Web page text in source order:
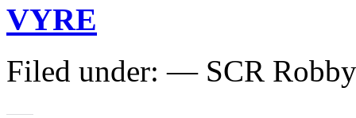
VYRE
Filed under: — SCR